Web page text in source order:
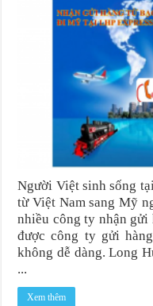
Người Việt sinh sống
từ Việt Nam sang Mỹ
nhiều công ty nhận
được công ty gửi
không dễ dàng. Long
...
Xem thêm